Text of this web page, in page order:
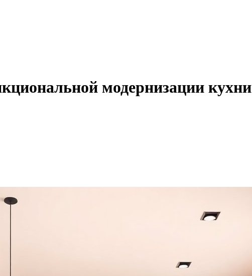
модернизации кухни